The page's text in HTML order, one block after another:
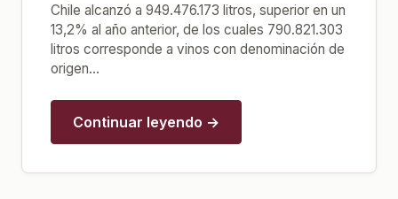
Chile alcanzó a 949.476.173 litros, superior en un
13,2% al año anterior, de los cuales 790.821.303
litros corresponde a vinos con denominación de
origen...
Continuar leyendo →